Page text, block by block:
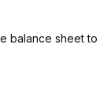
balance sheet to